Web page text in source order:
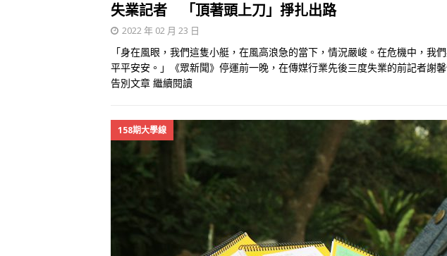
失業記者 「頂著頭上刀」掙扎出路
2022 年 02 月 23 日
「身在風眼，我們這隻小艇，在風高浪急的當下，情況嚴峻。在危機中，我
平平安安。」《眾新聞》停運前一晚，在傳媒行業先後三度失業的前記者謝
告別文章 繼續閱讀
158期大學線